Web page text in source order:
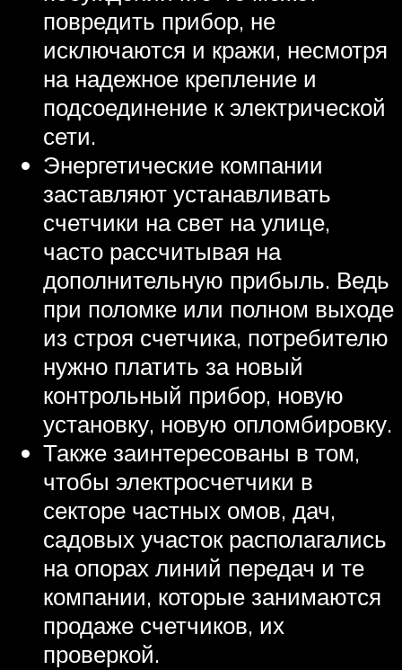
повредить прибор, не
исключаются и кражи, несмотря
на надежное крепление и
подсоединение к электрической
сети.
Энергетические компании
заставляют устанавливать
счетчики на свет на улице,
часто рассчитывая на
дополнительную прибыль. Ведь
при поломке или полном выходе
из строя счетчика, потребителю
нужно платить за новый
контрольный прибор, новую
установку, новую опломбировку.
Также заинтересованы в том,
чтобы электросчетчики в
секторе частных омов, дач,
садовых участок располагались
на опорах линий передач и те
компании, которые занимаются
продаже счетчиков, их
проверкой.